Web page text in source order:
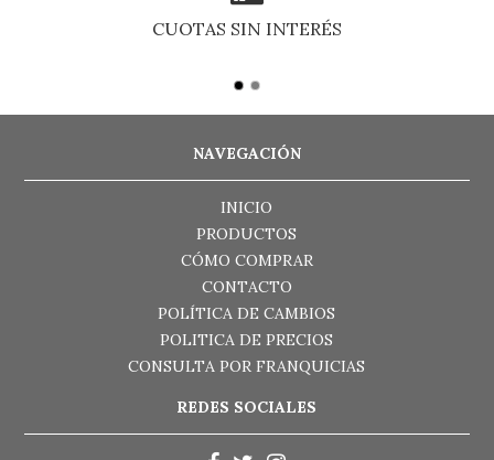
CUOTAS SIN INTERÉS
NAVEGACIÓN
INICIO
PRODUCTOS
CÓMO COMPRAR
CONTACTO
POLÍTICA DE CAMBIOS
POLITICA DE PRECIOS
CONSULTA POR FRANQUICIAS
REDES SOCIALES